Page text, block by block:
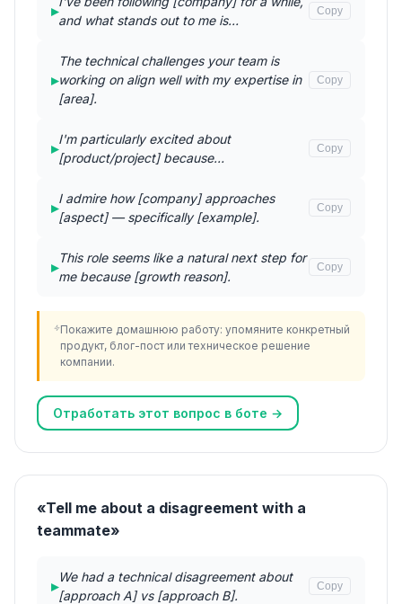
▸
and what stands out to me is…
Copy
▸
The technical challenges your team is
working on align well with my expertise in
[area].
Copy
▸
I'm particularly excited about
[product/project] because…
Copy
▸
I admire how [company] approaches
[aspect] — specifically [example].
Copy
▸
This role seems like a natural next step for
me because [growth reason].
Copy
Покажите домашнюю работу: упомяните конкретный
продукт, блог-пост или техническое решение
компании.
Отработать этот вопрос в боте →
«Tell me about a disagreement with a
teammate»
▸
We had a technical disagreement about
[approach A] vs [approach B].
Copy